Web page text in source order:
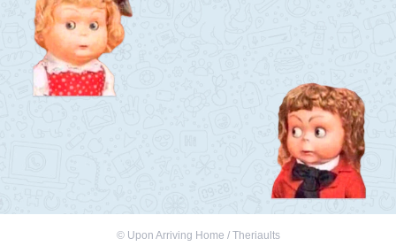
© Upon Arriving Home / Theriaults